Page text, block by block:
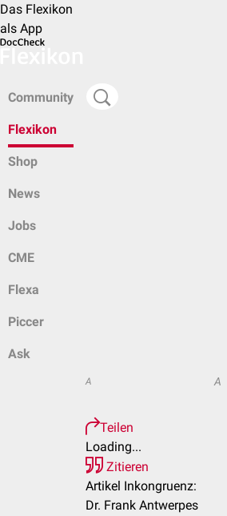
Das Flexikon
als App
Community
Flexikon
Shop
News
Jobs
CME
Flexa
Piccer
Ask
A A
Teilen
Loading...
Zitieren
Artikel Inkongruenz:
Dr. Frank Antwerpes